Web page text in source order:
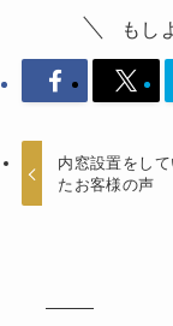
もし
内窓設置をし
たお客様の声